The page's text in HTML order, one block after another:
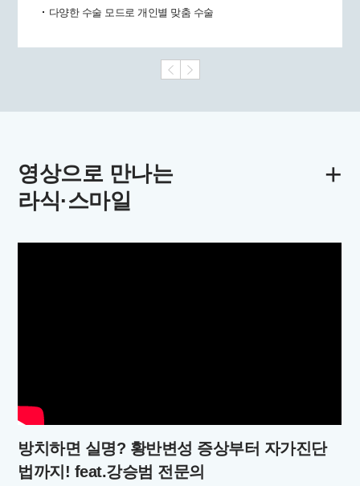
다양한 수술 모드로 개인별 맞춤 수술
영상으로 만나는
라식·스마일
+
방치하면 실명? 황반변성 증상부터 자가진단
법까지! feat.강승범 전문의